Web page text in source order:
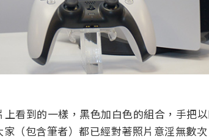
上看到的一樣，黑色加白色的組合，手把
（包含筆者）都已經對著照片意淫無數